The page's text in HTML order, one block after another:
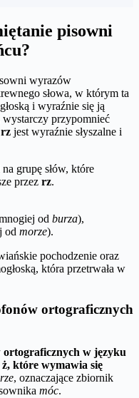
pisowni
wyrazów
słowa, w którym ta
i wyraźnie się ją
wystarczy przypomnieć
rz jest wyraźnie słyszalne i
grupę słów, które
przez rz.
od burza),
od morze).
pochodzenie oraz
która przetrwała w
ortograficznych
w języku
ż, które wymawia się
, oznaczające zbiornik
móc.